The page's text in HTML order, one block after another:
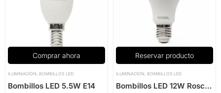
Comprar ahora
ILUMINACIÓN , BOMBILLOS LED
Bombillos LED 5.5W E14
Reservar producto
ILUMINACIÓN BOMBILLOS LED
Bombillos LED 12W Rosca E27